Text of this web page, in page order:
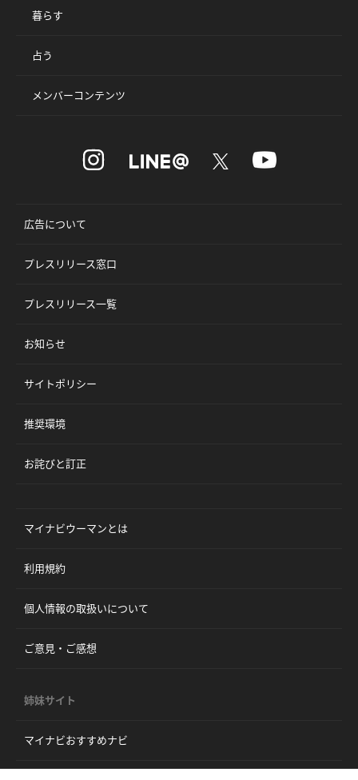
暮らす
占う
メンバーコンテンツ
広告について
プレスリリース窓口
プレスリリース一覧
お知らせ
サイトポリシー
推奨環境
お詫びと訂正
マイナビウーマンとは
利用規約
個人情報の取扱いについて
ご意見・ご感想
姉妹サイト
マイナビおすすめナビ